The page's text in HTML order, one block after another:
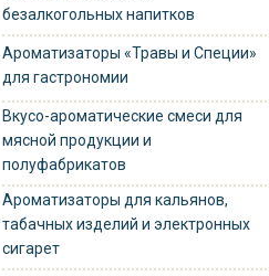
безалкогольных напитков
Ароматизаторы «Травы и Специи»
для гастрономии
Вкусо-ароматические смеси для
мясной продукции и
полуфабрикатов
Ароматизаторы для кальянов,
табачных изделий и электронных
сигарет